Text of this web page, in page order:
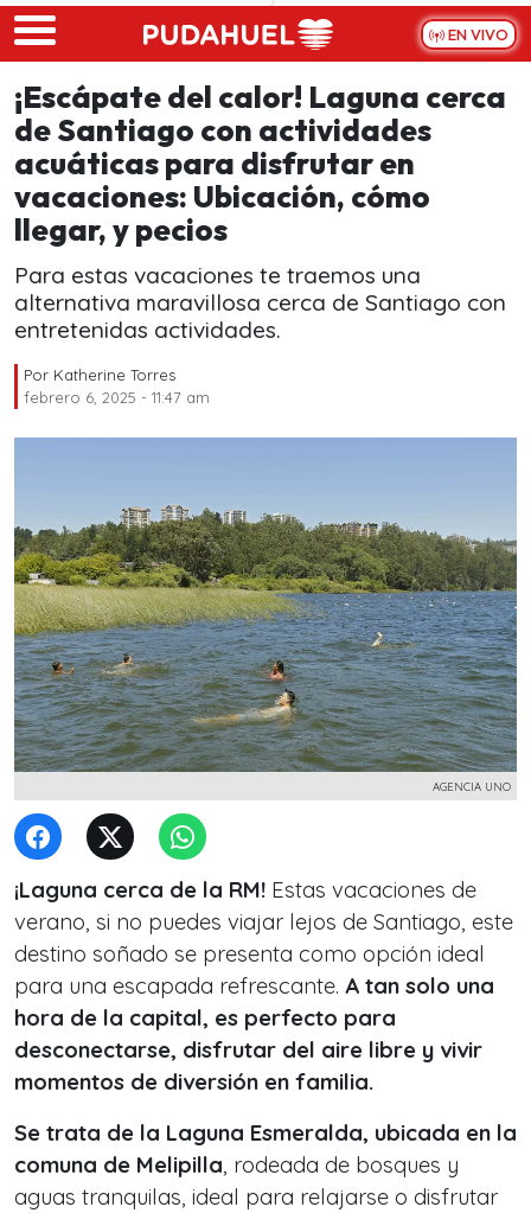
Skip to main content
EN VIVO
¡Escápate del calor! Laguna cerca
de Santiago con actividades
acuáticas para disfrutar en
vacaciones: Ubicación, cómo
llegar, y pecios
Para estas vacaciones te traemos una
alternativa maravillosa cerca de Santiago con
entretenidas actividades.
Por Katherine Torres
febrero 6, 2025 - 11:47 am
AGENCIA UNO
¡Laguna cerca de la RM! Estas vacaciones de
verano, si no puedes viajar lejos de Santiago, este
destino soñado se presenta como opción ideal
para una escapada refrescante. A tan solo una
hora de la capital, es perfecto para
desconectarse, disfrutar del aire libre y vivir
momentos de diversión en familia.
Se trata de la Laguna Esmeralda, ubicada en la
comuna de Melipilla, rodeada de bosques y
aguas tranquilas, ideal para relajarse o disfrutar